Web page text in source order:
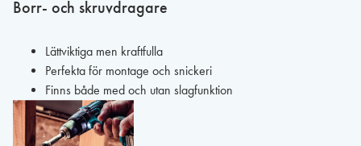
Borr- och skruvdragare
Lättviktiga men kraftfulla
Perfekta för montage och snickeri
Finns både med och utan slagfunktion